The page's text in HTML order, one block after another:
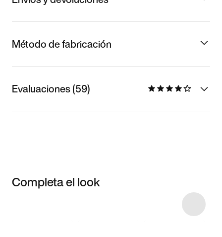
Método de fabricación
Evaluaciones (59)
Completa el look